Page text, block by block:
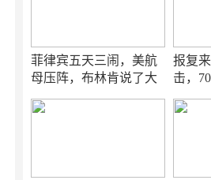
菲律宾五天三闹，美航
母压阵，布林肯说了大
报复
击，